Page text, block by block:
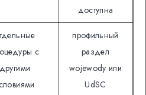
доступна
с
другими
профильный
раздел
wojewody или
UdSC